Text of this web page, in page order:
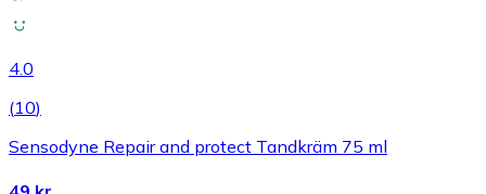
4.0
(10)
Sensodyne Repair and protect Tandkräm 75 ml